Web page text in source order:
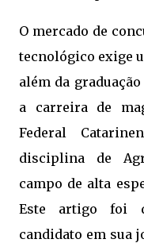
O mercado de
tecnológico exige
além da
a carreira de
Federal
disciplina de
campo de alta
Este artigo foi
candidato em sua